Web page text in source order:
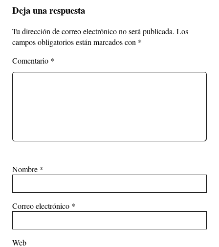
Deja una respuesta
Tu dirección de correo electrónico no será publicada. Los
campos obligatorios están marcados con *
Comentario *
Nombre *
Correo electrónico *
Web